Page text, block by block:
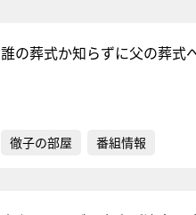
誰の葬式か知らずに父の葬
徹子の部屋 番組情報